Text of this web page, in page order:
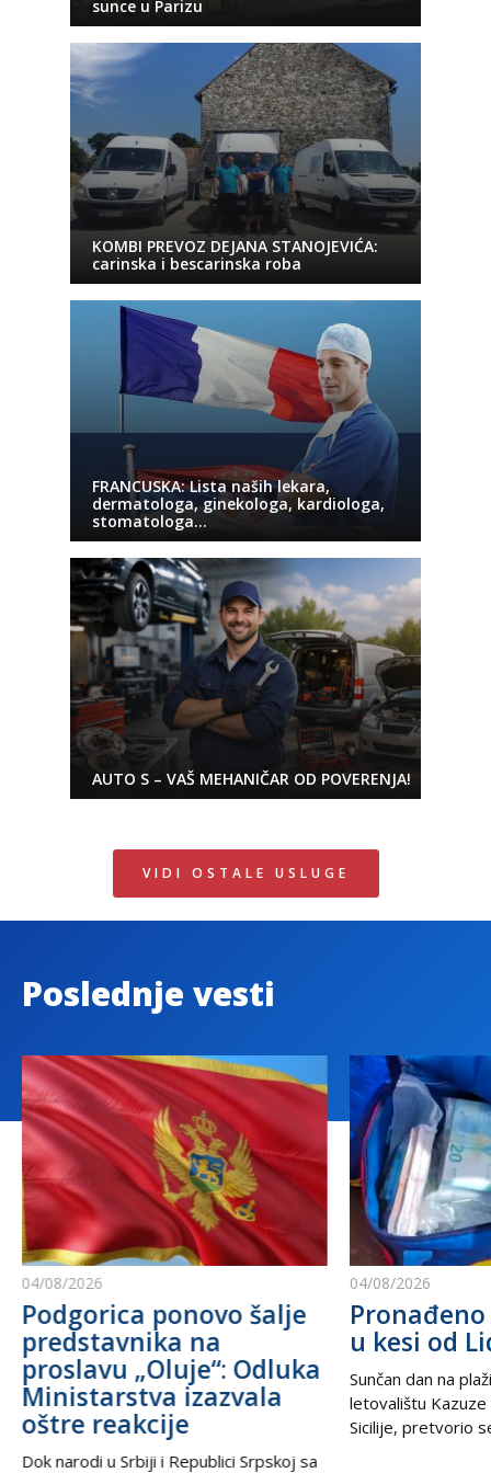
sunce u Parizu
KOMBI PREVOZ DEJANA STANOJEVIĆA:
carinska i bescarinska roba
FRANCUSKA: Lista naših lekara,
dermatologa, ginekologa, kardiologa,
stomatologa…
AUTO S – VAŠ MEHANIČAR OD POVERENJA!
VIDI OSTALE USLUGE
Poslednje vesti
04/08/2026
Podgorica ponovo šalje
predstavnika na
proslavu „Oluje“: Odluka
Ministarstva izazvala
oštre reakcije
Dok narodi u Srbiji i Republici Srpskoj sa
04/08/2026
Pronađeno
u kesi od
Sunčan dan na
letovalištu Kazuze
Sicilije, pretvorio